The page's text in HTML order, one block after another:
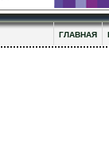
ГЛАВНАЯ